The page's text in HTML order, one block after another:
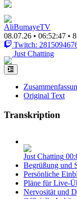
AliBumayeTV
08.07.26 • 06:52:47 •
Twitch:
Just Chatting
Original Text
Transkription
Just Chatting
Begrüßung und
Persönliche
Pläne für Live-
Nervosität und